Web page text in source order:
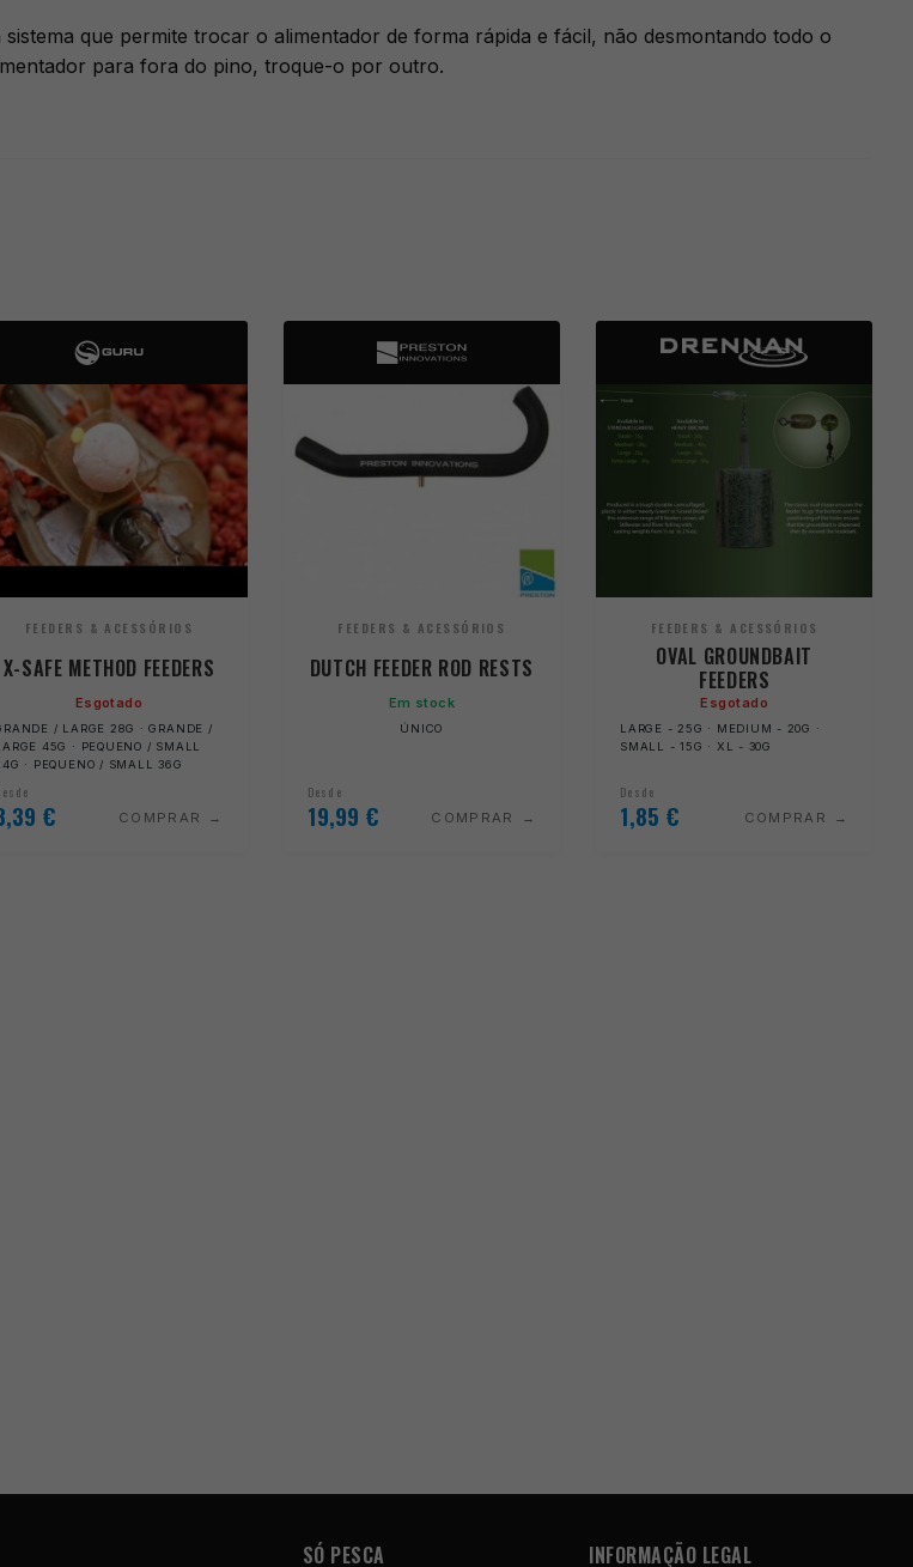
que permite trocar o alimentador de forma rápida e fácil, não desmontando todo o
para fora do pino, troque-o por outro.
FEEDERS & ACESSÓRIOS
X-SAFE METHOD FEEDERS
Esgotado
/ LARGE 28G · GRANDE /
45G · PEQUENO / SMALL
· PEQUENO / SMALL 36G
€ COMPRAR
FEEDERS & ACESSÓRIOS
DUTCH FEEDER ROD RESTS
Em stock
ÚNICO
Desde
19,99 € COMPRAR
FEEDERS & ACESSÓRIOS
OVAL GROUNDBAIT
FEEDERS
Esgotado
LARGE - 25G · MEDIUM - 20G ·
SMALL - 15G · XL - 30G
Desde
1,85 € COMPRAR
SÓ PESCA INFORMAÇÃO LEGAL